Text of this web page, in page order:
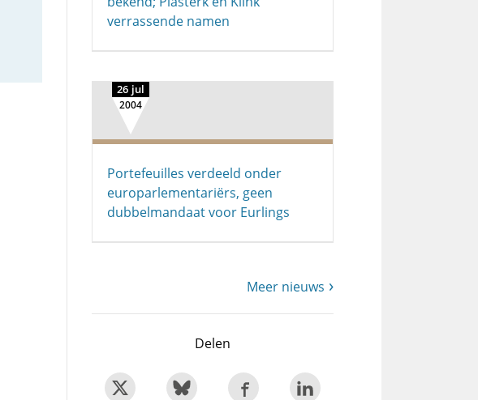
verrassende namen
26 jul
2004
Portefeuilles verdeeld onder
europarlementariërs, geen
dubbelmandaat voor Eurlings
Meer nieuws
Delen